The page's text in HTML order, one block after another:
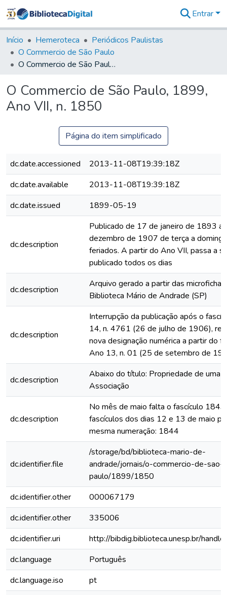
&
Coleções
Tudo na
Biblioteca
Estatísticas
Entrar
Início Hemeroteca
Periódicos Paulistas
O Commercio de São Paulo
O Commercio de São Paulo, 1899, Ano VII, n. 1850
O Commercio de São Paulo, 1899,
Ano VII, n. 1850
Página do item simplificado
dc.date.accessioned
2013-11-08T19:39:18Z
dc.date.available
2013-11-08T19:39:18Z
dc.date.issued
1899-05-19
dc.description
Publicado de 17 de janeiro de 1893 a
dezembro de 1907 de terça a
feriados. A partir do Ano VII, passa a
publicado todos os dias
dc.description
Arquivo gerado a partir das
Biblioteca Mário de Andrade (SP)
dc.description
Interrupção da publicação após o
14, n. 4761 (26 de julho de 1906),
nova designação numérica a partir do
Ano 13, n. 01 (25 de setembro de
dc.description
Abaixo do título: Propriedade de uma
Associação
dc.description
No mês de maio falta o fascículo
fascículos dos dias 12 e 13 de maio
mesma numeração: 1844
dc.identifier.file
/storage/bd/biblioteca-mario-de-
andrade/jornais/o-commercio-de-sao-
paulo/1899/1850
dc.identifier.other
000067179
dc.identifier.other
335006
dc.identifier.uri
http://bibdig.biblioteca.unesp.br/
dc.language
Português
dc.language.iso
pt